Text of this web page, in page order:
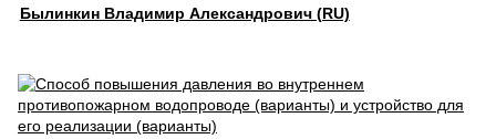
Былинкин Владимир Александрович (RU)